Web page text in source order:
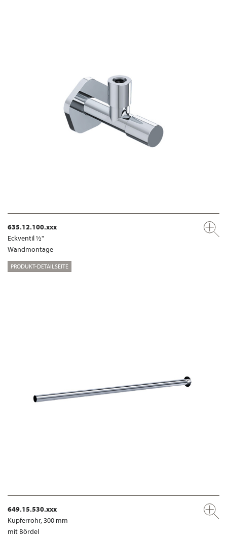
635.12.100.xxx
Eckventil ½"
Wandmontage
PRODUKT-DETAILSEITE
649.15.530.xxx
Kupferrohr, 300 mm
mit Bördel